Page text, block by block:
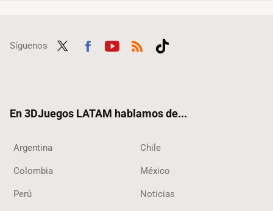
Síguenos
En 3DJuegos LATAM hablamos de...
Argentina Chile
Colombia México
Perú Noticias